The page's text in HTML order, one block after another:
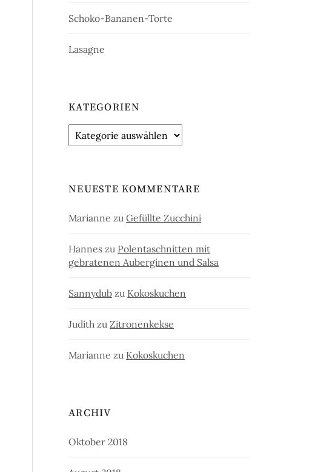
Schoko-Bananen-Torte
Lasagne
KATEGORIEN
Kategorien
NEUESTE KOMMENTARE
Marianne zuGefüllte Zucchini
Hannes zu Polentaschnitten mit
gebratenen Auberginen und Salsa
Sannydub zu Kokoskuchen
Judith zuZitronenkekse
Marianne zu Kokoskuchen
ARCHIV
Oktober 2018